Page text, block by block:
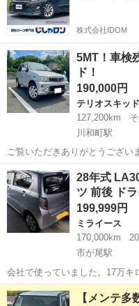
株式会社IDOM
5MT！車検
ド！
190,000円
テリオスキッド
127,200km
川和町駅
ご覧いただきありがとうございます！ ダイハツ テリオスキ
品です。 FR・ターボ・5速MTという、今ではなかなか見つからない組
み合わせの一台です！ 軽SUVタイプで使い勝手も良く、普段使いや通
勤はもちろん、ド...
神奈川 横浜市 川和町駅
28年式
ツ 前後 ド
199,999円
ミライース
170,000km
市が尾駅
会社で使っていました。17万キ
ゃんと毎年一年点検も受けて10
年9月まで残っています。整備
神奈川 横浜市 市が尾駅
【メンテ